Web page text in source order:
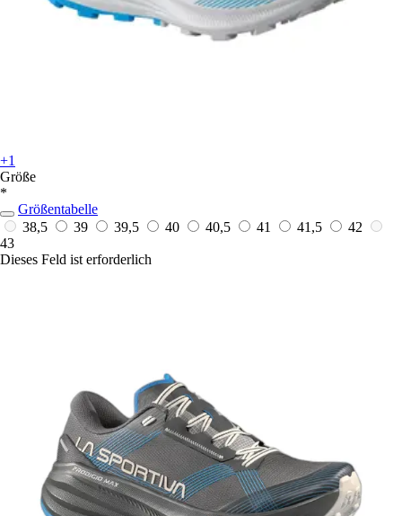
+1
Größe
*
Größentabelle
38,5
39 39,5 40 40,5 41 41,5
42
43
Dieses Feld ist erforderlich